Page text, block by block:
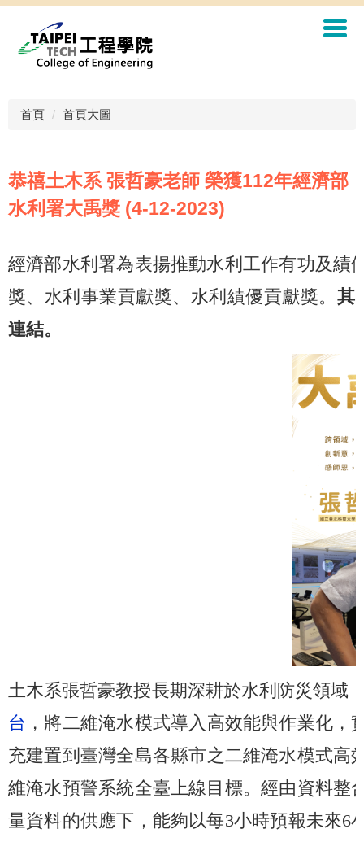
首頁 首頁大圖
恭禧土木系 張哲豪老師 榮獲112年經濟部
水利署大禹獎 (4-12-2023)
經濟部水利署為表揚推動水利工作有功及績
獎、水利事業貢獻獎、水利績優貢獻獎。 其
連結。
土木系張哲豪教授長期深耕於水利防災領域
台 ，將二維淹水模式導入高效能與作業化
充建置到臺灣全島各縣市之二維淹水模式高
維淹水預警系統全臺上線目標。經由資料整
量資料的供應下，能夠以每3小時預報未來